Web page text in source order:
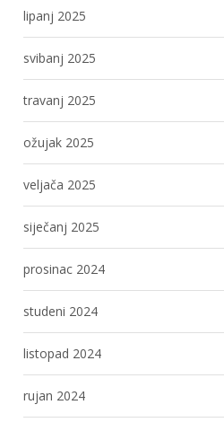
lipanj 2025
svibanj 2025
travanj 2025
ožujak 2025
veljača 2025
siječanj 2025
prosinac 2024
studeni 2024
listopad 2024
rujan 2024